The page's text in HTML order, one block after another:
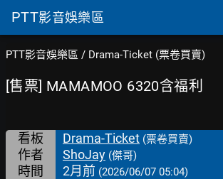
PTT影音娛樂區
PTT影音娛樂區 / Drama-Ticket (票卷買賣)
[售票] MAMAMOO 6320含福利
看板 Drama-Ticket (票卷買賣)
作者 ShoJay (傑哥)
時間 2月前 (2026/06/07 05:04)